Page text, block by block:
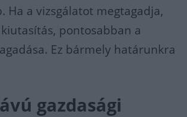
Ha a vizsgálatot megtagadja,
pontosabban a
Ez bármely határunkra
gazdasági